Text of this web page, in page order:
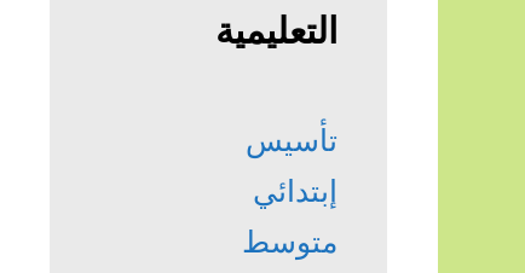
التعليمية
تأسيس
إبتدائي
متوسط